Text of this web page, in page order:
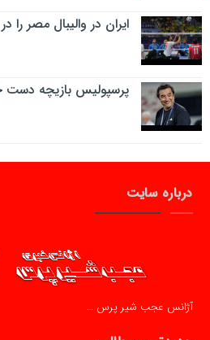
ایران در والیبال مصر را
پرسپولیس بازیچه دست
درباره سایت
آژانس عجب شیر پرس …